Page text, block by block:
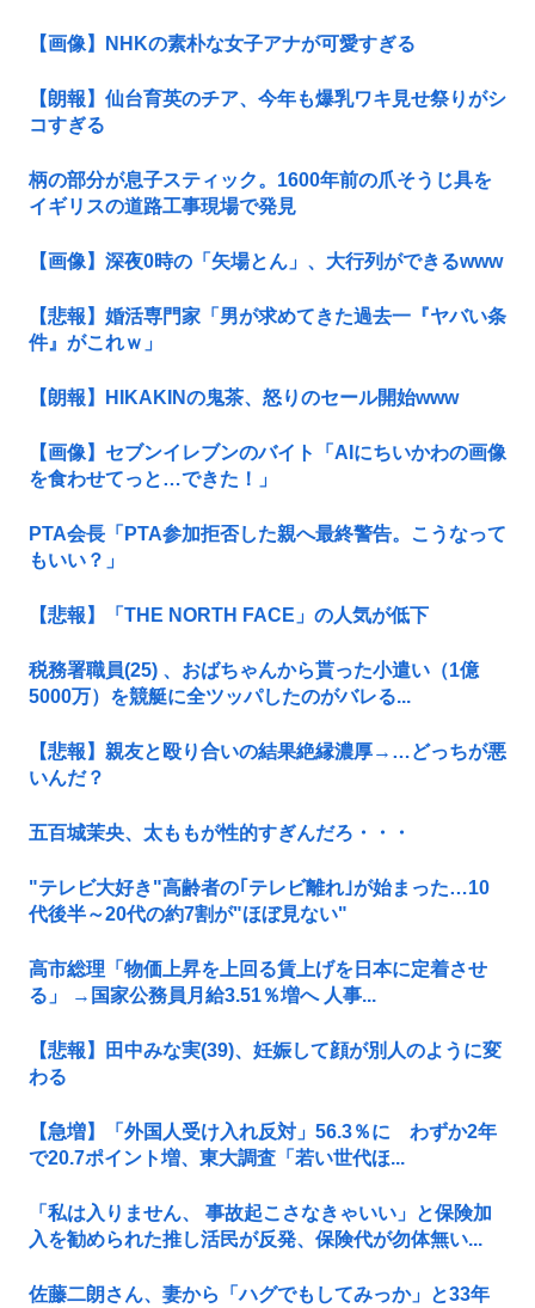
【画像】NHKの素朴な女子アナが可愛すぎる
【朗報】仙台育英のチア、今年も爆乳ワキ見せ祭りがシ
コすぎる
柄の部分が息子スティック。1600年前の爪そうじ具を
イギリスの道路工事現場で発見
【画像】深夜0時の「矢場とん」、大行列ができるwww
【悲報】婚活専門家「男が求めてきた過去一『ヤバい条
件』がこれｗ」
【朗報】HIKAKINの鬼茶、怒りのセール開始www
【画像】セブンイレブンのバイト「AIにちいかわの画像
を食わせてっと…できた！」
PTA会長「PTA参加拒否した親へ最終警告。こうなって
もいい？」
【悲報】「THE NORTH FACE」の人気が低下
税務署職員(25) 、おばちゃんから貰った小遣い（1億
5000万）を競艇に全ツッパしたのがバレる...
【悲報】親友と殴り合いの結果絶縁濃厚→…どっちが悪
いんだ？
五百城茉央、太ももが性的すぎんだろ・・・
"テレビ大好き"高齢者の｢テレビ離れ｣が始まった…10
代後半～20代の約7割が"ほぼ見ない"
高市総理「物価上昇を上回る賃上げを日本に定着させ
る」 →国家公務員月給3.51％増へ 人事...
【悲報】田中みな実(39)、妊娠して顔が別人のように変
わる
【急増】「外国人受け入れ反対」56.3％に わずか2年
で20.7ポイント増、東大調査「若い世代ほ...
「私は入りません、 事故起こさなきゃいい」と保険加
入を勧められた推し活民が反発、保険代が勿体無い...
佐藤二朗さん、妻から「ハグでもしてみっか」と33年